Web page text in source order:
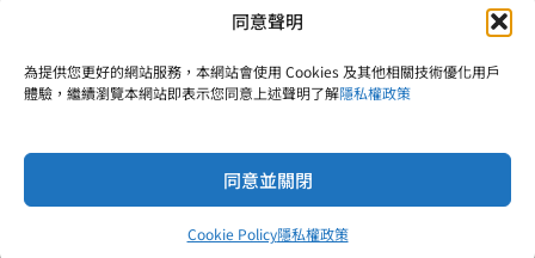
同意聲明
為提供您更好的網站服務，本網站會使用 Cookies 及其他相關技術優化用戶
體驗，繼續瀏覽本網站即表示您同意上述聲明了解隱私權政策
同意並關閉
Cookie Policy隱私權政策
份有限公司 |合法食品業登錄字號：V-183242378-00000-
6 | 統一編號：83242378 |電話：02-25092809
Copyright © 2026 又上財經學院
Powered by 又上財經學院